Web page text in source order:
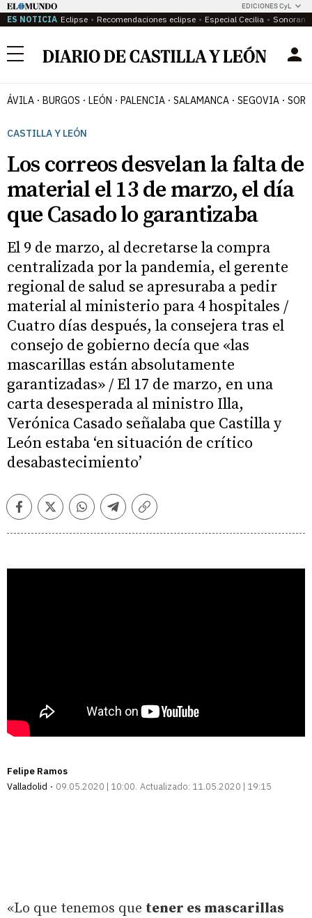
EDICIONES CyL
ES NOTICIA Eclipse Recomendaciones eclipse Especial Cecilia
Menú
ÁVILA BURGOS LEÓN PALENCIA SALAMANCA SEGOVIA
CASTILLA Y LEÓN
Los correos desvelan la falta de
material el 13 de marzo, el día
que Casado lo garantizaba
El 9 de marzo, al decretarse la compra
centralizada por la pandemia, el gerente
regional de salud se apresuraba a pedir
material al ministerio para 4 hospitales /
Cuatro días después, la consejera tras el
consejo de gobierno decía que «las
mascarillas están absolutamente
garantizadas» / El 17 de marzo, en una
carta desesperada al ministro Illa,
Verónica Casado señalaba que Castilla y
León estaba ‘en situación de crítico
desabastecimiento’
FacebookTwitterWhatsappTelegramCopiar
Felipe Ramos
Valladolid
09.05.2020 | 10:00 Actualizado: 11.05.2020 | 19:15
«Lo que tenemos que tener es mascarillas